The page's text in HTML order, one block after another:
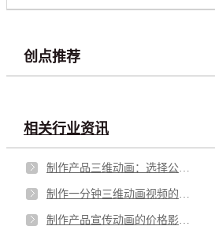
创点推荐
相关行业资讯